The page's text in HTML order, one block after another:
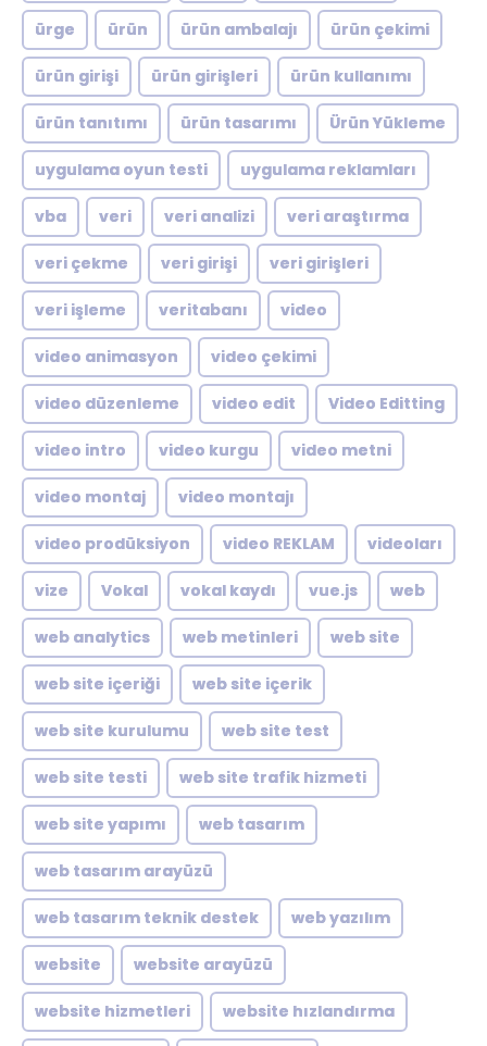
ürge ürün ürün ambalajı ürün çekimi
ürün girişi ürün girişleri ürün kullanımı
ürün tanıtımı ürün tasarımı Ürün Yükleme
uygulama oyun testi uygulama reklamları
vba veri veri analizi veri araştırma
veri çekme veri girişi veri girişleri
veri işleme veritabanı video
video animasyon video çekimi
video düzenleme video edit Video Editting
video intro video kurgu video metni
video montaj video montajı
video prodüksiyon video REKLAM videoları
vize Vokal vokal kaydı vue.js web
web analytics web metinleri web site
web site içeriği web site içerik
web site kurulumu web site test
web site testi web site trafik hizmeti
web site yapımı web tasarım
web tasarım arayüzü
web tasarım teknik destek web yazılım
website website arayüzü
website hizmetleri website hızlandırma